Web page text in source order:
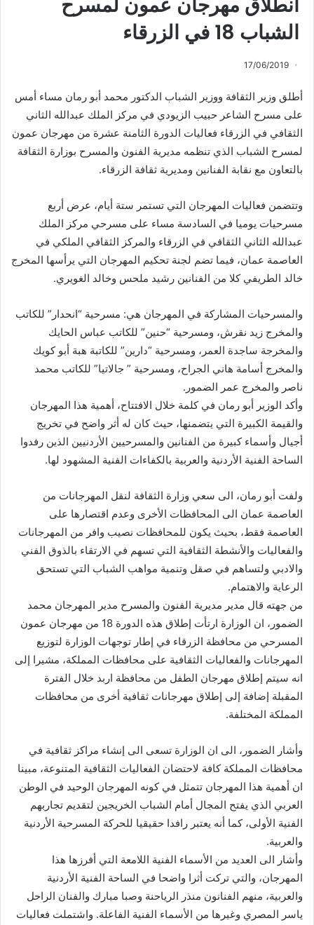
انطلاق مهرجان عمون لمسرح
الشباب 18 في الزرقاء
17/06/2019
أطلق وزير الثقافة ووزير الشباب الدكتور محمد أبو رمان مساء أمس
على مسرح الشاعر حبيب الزيودي في مركز الملك عبدالله الثاني
الثقافي في الزرقاء فعاليات الدورة الثامنة عشرة من مهرجان عمون
لمسرح الشباب الذي تنظمه مديرية الفنون والمسرح بوزارة الثقافة
بالتعاون مع نقابة الفنانين ومديرية ثقافة الزرقاء.
وتتضمن فعاليات المهرجان التي تستمر ستة أيام، عرض أربع
مسرحيات يوميا في السادسة مساء على مسرحي مركز الملك
عبدالله الثاني الثقافي في الزرقاء والمركز الثقافي الملكي في
العاصمة عمان، فيما تضم لجنة تحكيم المهرجان التي يرأسها المخرج
خالد الطريفي كلا من الفنانين رشيد ملحس وخالد الغويري.
والمسرحيات المشاركة في المهرجان هي: مسرحية “انحدار” للكاتب
والمخرج زيد نقرش، ومسرحية “حنين” للكاتب عباس الحايك
والمخرجة ساجدة العمر، ومسرحية “دارين” للكاتبة هبة أبو كويك
والمخرج أسامة هاني الجراح، ومسرحية ” جالاتيا” للكاتب محمد
ناصر والمخرج عمر الضمور.
وأكد الوزير أبو رمان في كلمة خلال الافتتاح، أهمية هذا المهرجان
والقيمة الكبيرة التي يتضمنها، حيث كان له أثر واضح في تخريج
أجيال وأسماء كبيرة من الفنانين والمسرحيين الأردنيين الذين رفدوا
الساحة الفنية الأردنية والعربية بالكفاءات الفنية المشهود لها.
ولفت أبو رمان، الى سعي وزارة الثقافة لنقل المهرجانات من
العاصمة عمان الى المحافظات الأخرى وعدم اقتصارها على
العاصمة فقط، بحيث يكون للمحافظات نصيب وافر من المهرجانات
والفعاليات والأنشطة الثقافية التي تسهم في الارتقاء بالذوق الفني
والادبي ولتساهم في صقل وتنمية مواهب الشباب التي تستحق
الرعاية والاهتمام.
من جهته قال مدير مديرية الفنون والمسرح مدير المهرجان محمد
الضمور، ان الوزارة ارتأت إطلاق هذه الدورة 18 من مهرجان عمون
المسرحي من محافظة الزرقاء في إطار توجهات الوزارة لتوزيع
المهرجانات والفعاليات الثقافية على محافظات المملكة، مشيرا إلى
انه سيتم إطلاق مهرجان الطفل من محافظة اربد خلال الفترة
المقبلة إضافة إلى إطلاق مهرجانات ثقافية أخرى من محافظات
المملكة المختلفة.
وأشار الضمور، الى ان الوزارة تسعى الى إنشاء مراكز ثقافية في
محافظات المملكة كافة لاحتضان الفعاليات الثقافية المتنوعة، مبينا
ان أهمية هذا المهرجان تتمثل في كونه المهرجان الوحيد في الوطن
العربي الذي يفتح المجال أمام الشباب الخريجين لتقديم تجاربهم
الفنية الأولى، كما أنه يعتبر رافدا حقيقيا للحركة المسرحية الأردنية
والعربية.
وأشار الى العديد من الأسماء الفنية اللامعة التي أفرزها هذا
المهرجان، والتي تركت أثرا واضحا في الساحة الفنية الأردنية
والعربية، منهم الفنانون منذر الرياحنة وصبا مبارك والفنان الراحل
ياسر المصري وغيرها من الأسماء الفنية الفاعلة. واشتملت فعاليات